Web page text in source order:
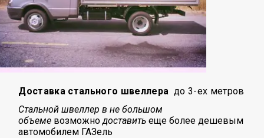
Доставка стального швеллера до 3-ех метров
Стальной швеллер в не большом
объеме возможнодоставить еще более дешевым
автомобилем ГАЗель